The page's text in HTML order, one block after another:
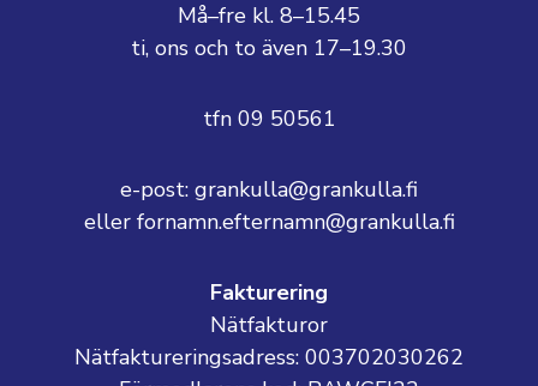
Må–fre kl. 8–15.45
ti, ons och to även 17–19.30
tfn 09 50561
e-post: grankulla@grankulla.fi
eller fornamn.efternamn@grankulla.fi
Fakturering
Nätfakturor
Nätfaktureringsadress: 003702030262